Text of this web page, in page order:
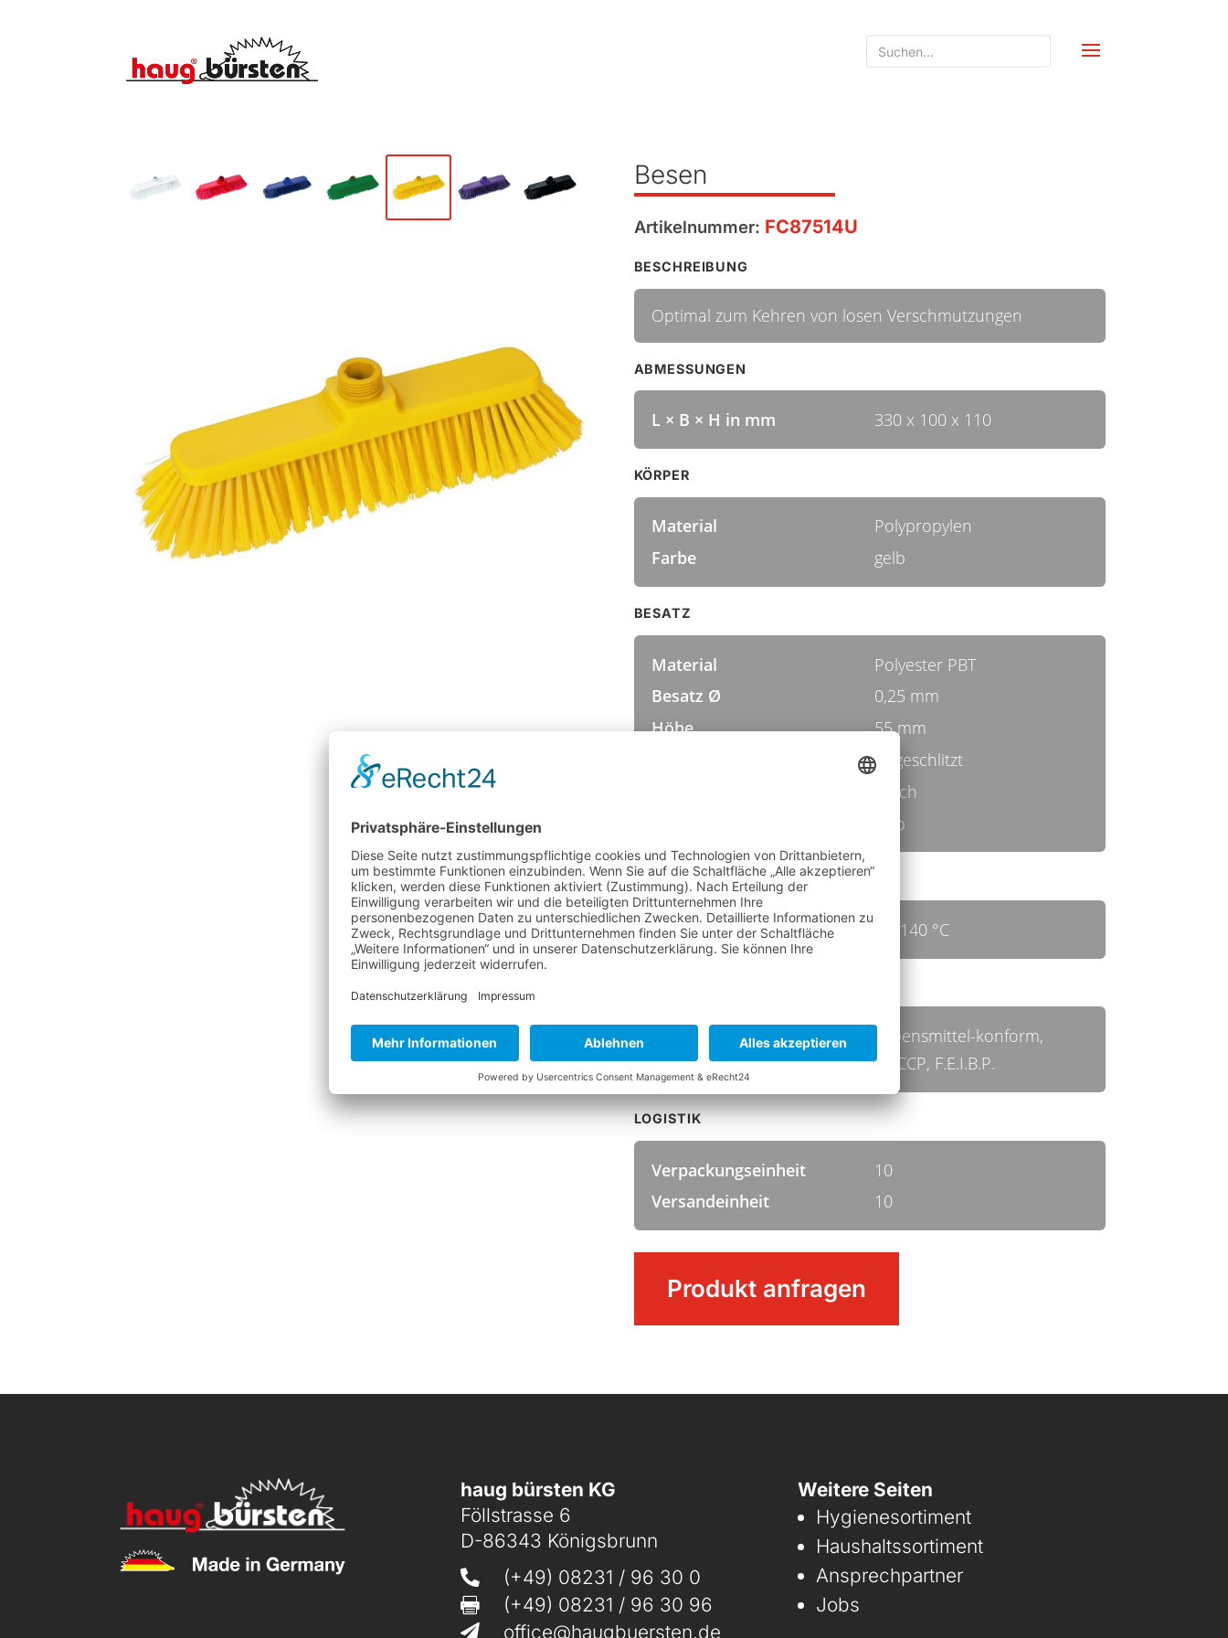
Besen
MengeProdukt anfragen
Artikelnummer: FC87514U
BESCHREIBUNG
Optimal zum Kehren von losen Verschmutzungen
ABMESSUNGEN
L × B × H in mm 330 x 100 x 110
KÖRPER
Material
Polypropylen
Farbe
gelb
BESATZ
Material
Polyester PBT
Besatz Ø
0,25 mm
Höhe
55 mm
ungeschlitzt
weich
gelb
TEMPERATUR
Hitzebeständigkeit bis 140 °C
Zertifizierungen
Lebensmittel-konform,
HACCP, F.E.I.B.P.
LOGISTIK
Verpackungseinheit
10
Versandeinheit
10
haug bürsten KG
Föllstrasse 6
D-86343 Königsbrunn
 (+49) 08231 / 96 30 0
 (+49) 08231 / 96 30 96
 office@haugbuersten.de
Weitere Seiten
Hygienesortiment
Haushaltssortiment
Ansprechpartner
Jobs